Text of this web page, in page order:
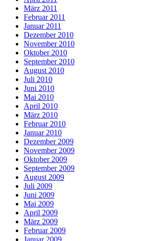
März 2011
Februar 2011
Januar 2011
Dezember 2010
November 2010
Oktober 2010
September 2010
August 2010
Juli 2010
Juni 2010
Mai 2010
April 2010
März 2010
Februar 2010
Januar 2010
Dezember 2009
November 2009
Oktober 2009
September 2009
August 2009
Juli 2009
Juni 2009
Mai 2009
April 2009
März 2009
Februar 2009